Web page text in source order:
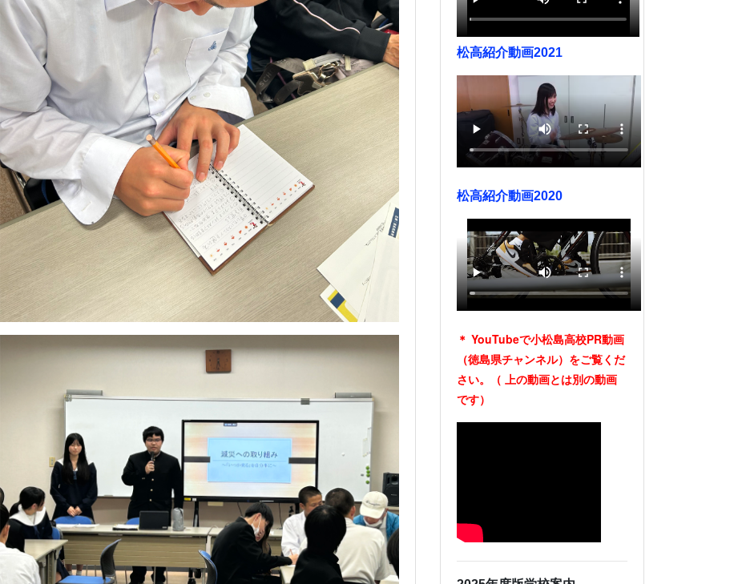
松高紹介動画2021
松高紹介動画2020
＊ YouTubeで小松島高校PR動画
（徳島県チャンネル）をご覧くだ
さい。（ 上の動画とは別の動画
です）